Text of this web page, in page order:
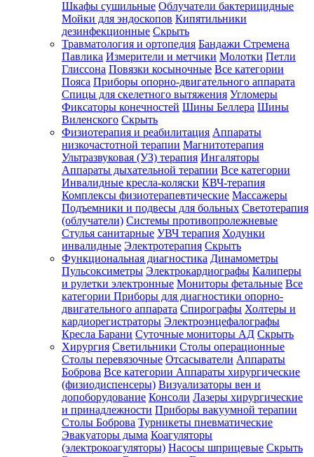
Шкафы сушильные Облучатели бактерицидные
Мойки для эндоскопов Кипятильники
дезинфекционные Скрыть
Травматология и ортопедия Бандажи Стремена
Павлика Измерители и метчики Молотки Петли
Глиссона Повязки косыночные Все категории
Пояса Приборы опорно-двигательного аппарата
Спицы для скелетного вытяжения Угломеры
Фиксаторы конечностей Шины Беллера Шины
Виленского Скрыть
Физиотерапия и реабилитация Аппараты
низкочастотной терапии Магнитотерапия
Ультразвуковая (УЗ) терапия Ингаляторы
Аппараты дыхательной терапии Все категории
Инвалидные кресла-коляски КВЧ-терапия
Комплексы физиотерапевтические Массажеры
Подъемники и подвесы для больных Светотерапия
(облучатели) Системы противопролежневые
Стулья санитарные УВЧ терапия Ходунки
инвалидные Электротерапия Скрыть
Функциональная диагностика Динамометры
Пульсоксиметры Электрокардиографы Калиперы
и рулетки электронные Мониторы фетальные Все
категории Приборы для диагностики опорно-
двигательного аппарата Спирографы Холтеры и
кардиорегистраторы Электроэнцефалографы
Кресла Барани Суточные мониторы АД Скрыть
Хирургия Светильники Столы операционные
Столы перевязочные Отсасыватели Аппараты
Боброва Все категории Аппараты хирургические
(физиодиспенсеры) Визуализаторы вен и
допоборудование Консоли Лазеры хирургические
и принадлежности Приборы вакуумной терапии
Столы Боброва Турникеты пневматические
Эвакуаторы дыма Коагуляторы
(электрокоагуляторы) Насосы шприцевые Скрыть